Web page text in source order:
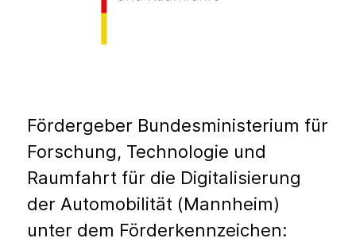
Fördergeber Bundesministerium für
Forschung, Technologie und
Raumfahrt für die Digitalisierung
der Automobilität (Mannheim)
unter dem Förderkennzeichen: